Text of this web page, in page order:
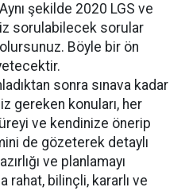
şekilde 2020 LGS ve
sorulabilecek sorular
Böyle bir ön
sonra sınava kadar
gereken konuları, her
ve kendinize önerip
de gözeterek detaylı
ve planlamayı
rahat, bilinçli, kararlı ve